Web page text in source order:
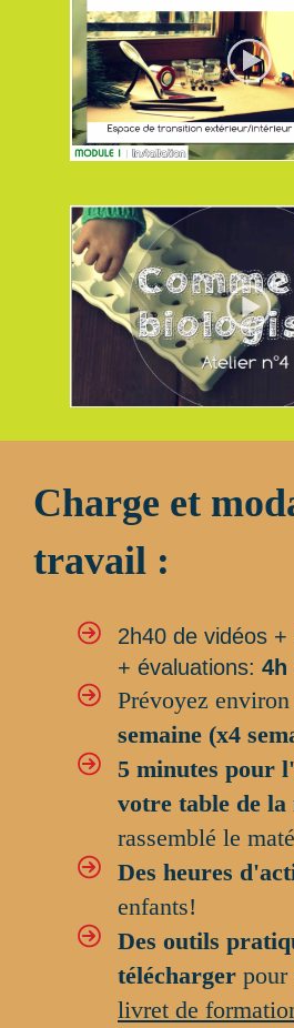
Charge et
travail :
2h40 de vidéos +
+ évaluations: 4h
Prévoyez environ
semaine (x4
5 minutes pour
votre table de la
rassemblé le
Des heures
enfants!
Des outils
télécharger pour
livret de